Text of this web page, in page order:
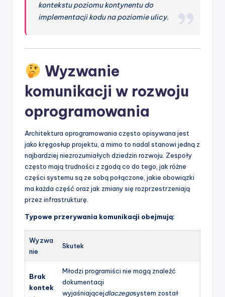
U
d
kontekstu poziomu kontynentu do
implementacji kodu na poziomie ulicy.
Wyzwanie
komunikacji w rozwoju
oprogramowania
Architektura oprogramowania często opisywana jest
jako kręgosłup projektu, a mimo to nadal stanowi jedną z
najbardziej niezrozumiałych dziedzin rozwoju. Zespoły
często mają trudności z zgodą co do tego, jak różne
części systemu są ze sobą połączone, jakie obowiązki
ma każda część oraz jak zmiany się rozprzestrzeniają
przez infrastrukturę.
Typowe przerywania komunikacji obejmują:
Wyzwa
nie
Skutek
Brak
kontek
Młodzi programiści nie mogą znaleźć
dokumentacji
wyjaśniającejdlaczegosystem został